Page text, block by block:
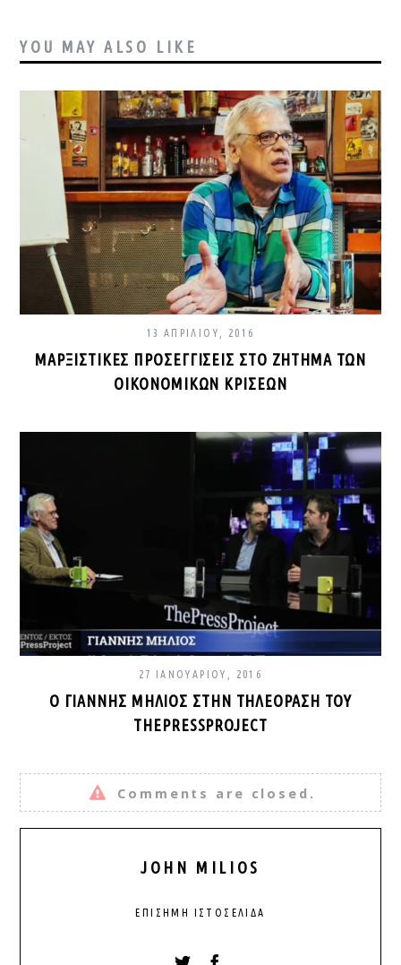
YOU MAY ALSO LIKE
13 ΑΠΡΙΛΊΟΥ, 2016
ΜΑΡΞΙΣΤΙΚΈΣ ΠΡΟΣΕΓΓΊΣΕΙΣ ΣΤΟ ΖΉΤΗΜΑ ΤΩΝ
ΟΙΚΟΝΟΜΙΚΏΝ ΚΡΊΣΕΩΝ
27 ΙΑΝΟΥΑΡΊΟΥ, 2016
Ο ΓΙΆΝΝΗΣ ΜΗΛΙΌΣ ΣΤΗΝ ΤΗΛΕΌΡΑΣΗ ΤΟΥ
THEPRESSPROJECT
Comments are closed.
JOHN MILIOS
ΕΠΊΣΗΜΗ ΙΣΤΟΣΕΛΊΔΑ